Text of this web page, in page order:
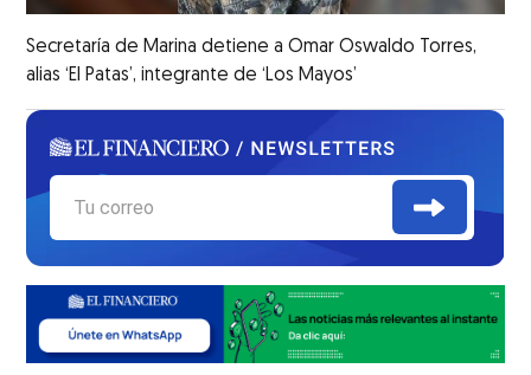
Secretaría de Marina detiene a Omar Oswaldo Torres,
alias ‘El Patas’, integrante de ‘Los Mayos’